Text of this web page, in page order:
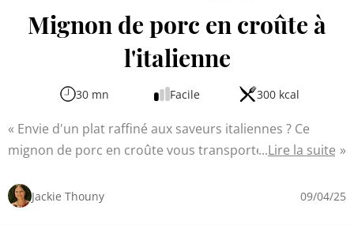
Mignon de porc en croûte à
l'italienne
30 mn Facile 300 kcal
Envie d'un plat raffiné aux saveurs italiennes ? Ce
mignon de porc en croûte vous transportera dans la
tendre est sublimée par le prosciutto et la mozzarella,
enveloppés dans une pâte feuilletée croustillante. Le
Lire la suite
Jackie Thouny 09/04/25